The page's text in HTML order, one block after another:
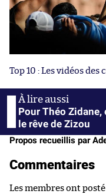
Top 10 : Les vidéos
Pour Théo
le rêve de Zizou
Propos recueillis par
Commentaires
Les membres ont